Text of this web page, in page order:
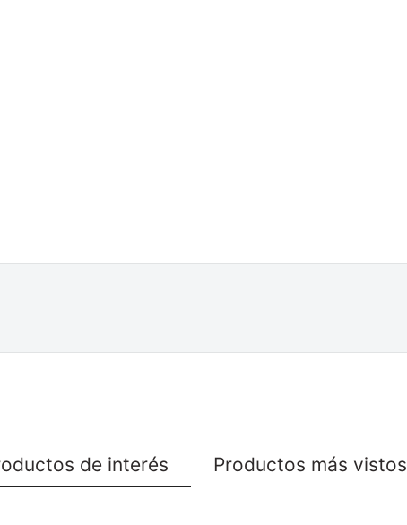
de interés Productos más vistos